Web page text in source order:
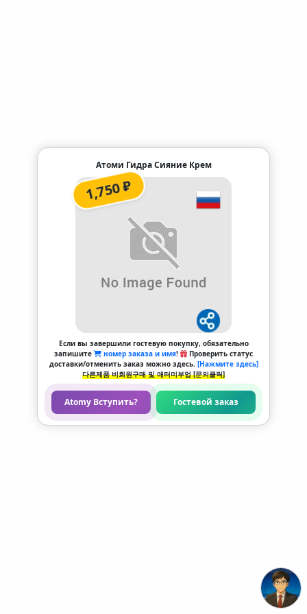
Атоми Гидра Сияние Крем
1,750 ₽
Если вы завершили гостевую покупку, обязательно
запишите
номер заказа и имя!
Проверить статус
доставки/отменить заказ можно здесь. [Нажмите здесь]
다른제품 비회원구매 및 애터미부업 [문의클릭]
Atomy Вступить? Гостевой заказ